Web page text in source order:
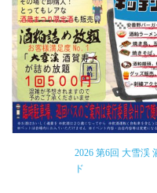
2026 第6回 大雪渓
ド